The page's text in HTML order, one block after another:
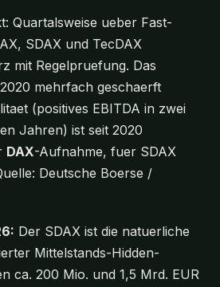
Quartalsweise ueber Fast-
SDAX und TecDAX
mit Regelpruefung. Das
mehrfach geschaerft
(positives EBITDA in zwei
Jahren) ist seit 2020
DAX-Aufnahme, fuer SDAX
Deutsche Boerse /
Der SDAX ist die natuerliche
Mittelstands-Hidden-
ca. 200 Mio. und 1,5 Mrd. EUR